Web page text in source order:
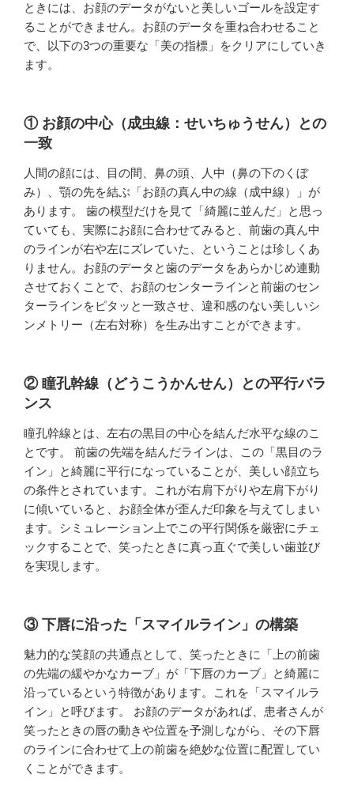
ときには、お顔のデータがないと美しいゴールを設定す
ることができません。お顔のデータを重ね合わせること
で、以下の3つの重要な「美の指標」をクリアにしていき
ます。
① お顔の中心（成虫線：せいちゅうせん）との
一致
人間の顔には、目の間、鼻の頭、人中（鼻の下のくぼ
み）、顎の先を結ぶ「お顔の真ん中の線（成中線）」が
あります。 歯の模型だけを見て「綺麗に並んだ」と思っ
ていても、実際にお顔に合わせてみると、前歯の真ん中
のラインが右や左にズレていた、ということは珍しくあ
りません。お顔のデータと歯のデータをあらかじめ連動
させておくことで、お顔のセンターラインと前歯のセン
ターラインをピタッと一致させ、違和感のない美しいシ
ンメトリー（左右対称）を生み出すことができます。
② 瞳孔幹線（どうこうかんせん）との平行バラ
ンス
瞳孔幹線とは、左右の黒目の中心を結んだ水平な線のこ
とです。 前歯の先端を結んだラインは、この「黒目のラ
イン」と綺麗に平行になっていることが、美しい顔立ち
の条件とされています。これが右肩下がりや左肩下がり
に傾いていると、お顔全体が歪んだ印象を与えてしまい
ます。シミュレーション上でこの平行関係を厳密にチェ
ックすることで、笑ったときに真っ直ぐで美しい歯並び
を実現します。
③ 下唇に沿った「スマイルライン」の構築
魅力的な笑顔の共通点として、笑ったときに「上の前歯
の先端の緩やかなカーブ」が「下唇のカーブ」と綺麗に
沿っているという特徴があります。これを「スマイルラ
イン」と呼びます。 お顔のデータがあれば、患者さんが
笑ったときの唇の動きや位置を予測しながら、その下唇
のラインに合わせて上の前歯を絶妙な位置に配置してい
くことができます。